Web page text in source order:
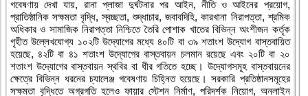
গবেষণায় দেখা যায়, রানা প্লাজা দুর্ঘটনার পর আইন, নীতি ও আইনের প্রয়োগ,
প্রাতিষ্ঠানিক সক্ষমতা বৃদ্ধি, স্বচ্ছতা, শুদ্ধাচার, জবাবদিহি, কারখানা নিরাপত্তা, শ্রমিক
অধিকার ও সামাজিক নিরাপত্তা নিশ্চিতে তৈরি পোশাক খাতের বিভিন্ন অংশীজন কর্তৃক
গৃহীত উল্লেখযোগ্য ১০২টি উদ্যোগের মধ্যে ৪০টি বা ৩৯ শতাংশ উদ্যোগ বাস্তবায়িত
হয়েছে, ৪২টি বা ৪১ শতাংশ উদ্যোগের বাস্তবায়ন চলমান রয়েছে এবং ২০টি বা ২০
শতাংশ উদ্যোগের বাস্তবায়ন স্থবির বা ধীর গতিতে হচ্ছে। উদ্যোগসমূহ বাস্তবায়নের
ক্ষেত্রে বিভিন্ন ধরনের চ্যালেঞ্জ গবেষণায় চিহ্নিত হয়েছে। সরকারি প্রতিষ্ঠানসমূহের
সক্ষমতা বৃদ্ধিতে অগ্রগতি হলেও ফায়ার স্টেশন নির্মাণ, পরিদর্শক নিয়োগ, অনলাইন